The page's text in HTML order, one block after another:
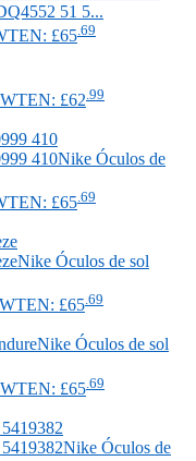
51 5...
£65 .69
£62 .99
Nike Óculos de
£65 .69
Nike Óculos de sol
£65 .69
Nike Óculos de sol
£65 .69
Nike Óculos de